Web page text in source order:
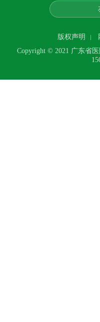
版权声明
Copyright © 2021 广东省